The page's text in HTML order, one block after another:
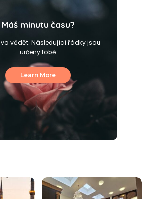
Máš minutu času?
vědět. Následující řádky jsou
určeny tobě
Learn More